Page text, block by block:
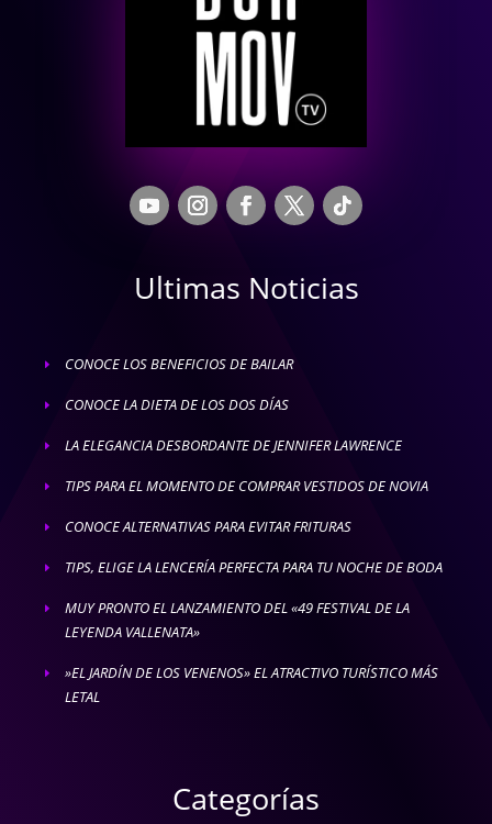
Ultimas Noticias
E CONOCE LOS BENEFICIOS DE BAILAR
E CONOCE LA DIETA DE LOS DOS DÍAS
E LA ELEGANCIA DESBORDANTE DE JENNIFER LAWRENCE
E TIPS PARA EL MOMENTO DE COMPRAR VESTIDOS DE NOVIA
E CONOCE ALTERNATIVAS PARA EVITAR FRITURAS
E TIPS, ELIGE LA LENCERÍA PERFECTA PARA TU NOCHE DE BODA
E
MUY PRONTO EL LANZAMIENTO DEL «49 FESTIVAL DE LA
LEYENDA VALLENATA»
E
»EL JARDÍN DE LOS VENENOS» EL ATRACTIVO TURÍSTICO MÁS
LETAL
Categorías